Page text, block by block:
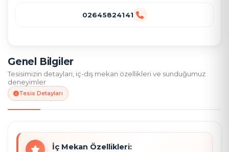
Genel Bilgiler
Tesisimizin detayları, iç-dış mekan özellikleri ve sunduğumuz
deneyimler
Tesis Detayları
İç Mekan Özellikleri:
02645824141